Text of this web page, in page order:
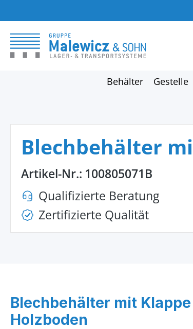
Behälter Gestelle
Blechbehälter
Artikel-Nr.: 100805071B
Qualifizierte Beratung
Zertifizierte Qualität
Blechbehälter mit
Holzboden